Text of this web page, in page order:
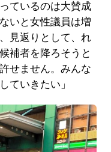
ているのは大賛成
いと女性議員は増
見返りとして、れ
補者を降ろそうと
せません。みんな
ていきたい」